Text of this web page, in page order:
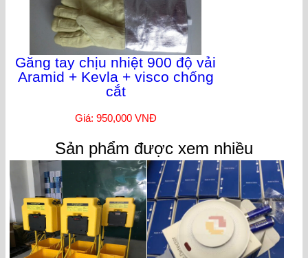
Găng tay chịu nhiệt 900 độ vải
Aramid + Kevla + visco chống
cắt
Giá: 950,000 VNĐ
Sản phẩm được xem nhiều